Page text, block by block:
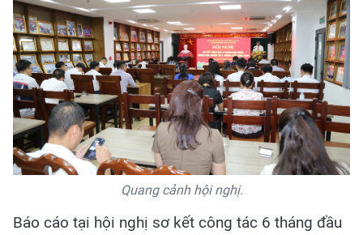
Quang cảnh hội nghị.
Báo cáo tại hội nghị sơ kết công tác 6 tháng đầu